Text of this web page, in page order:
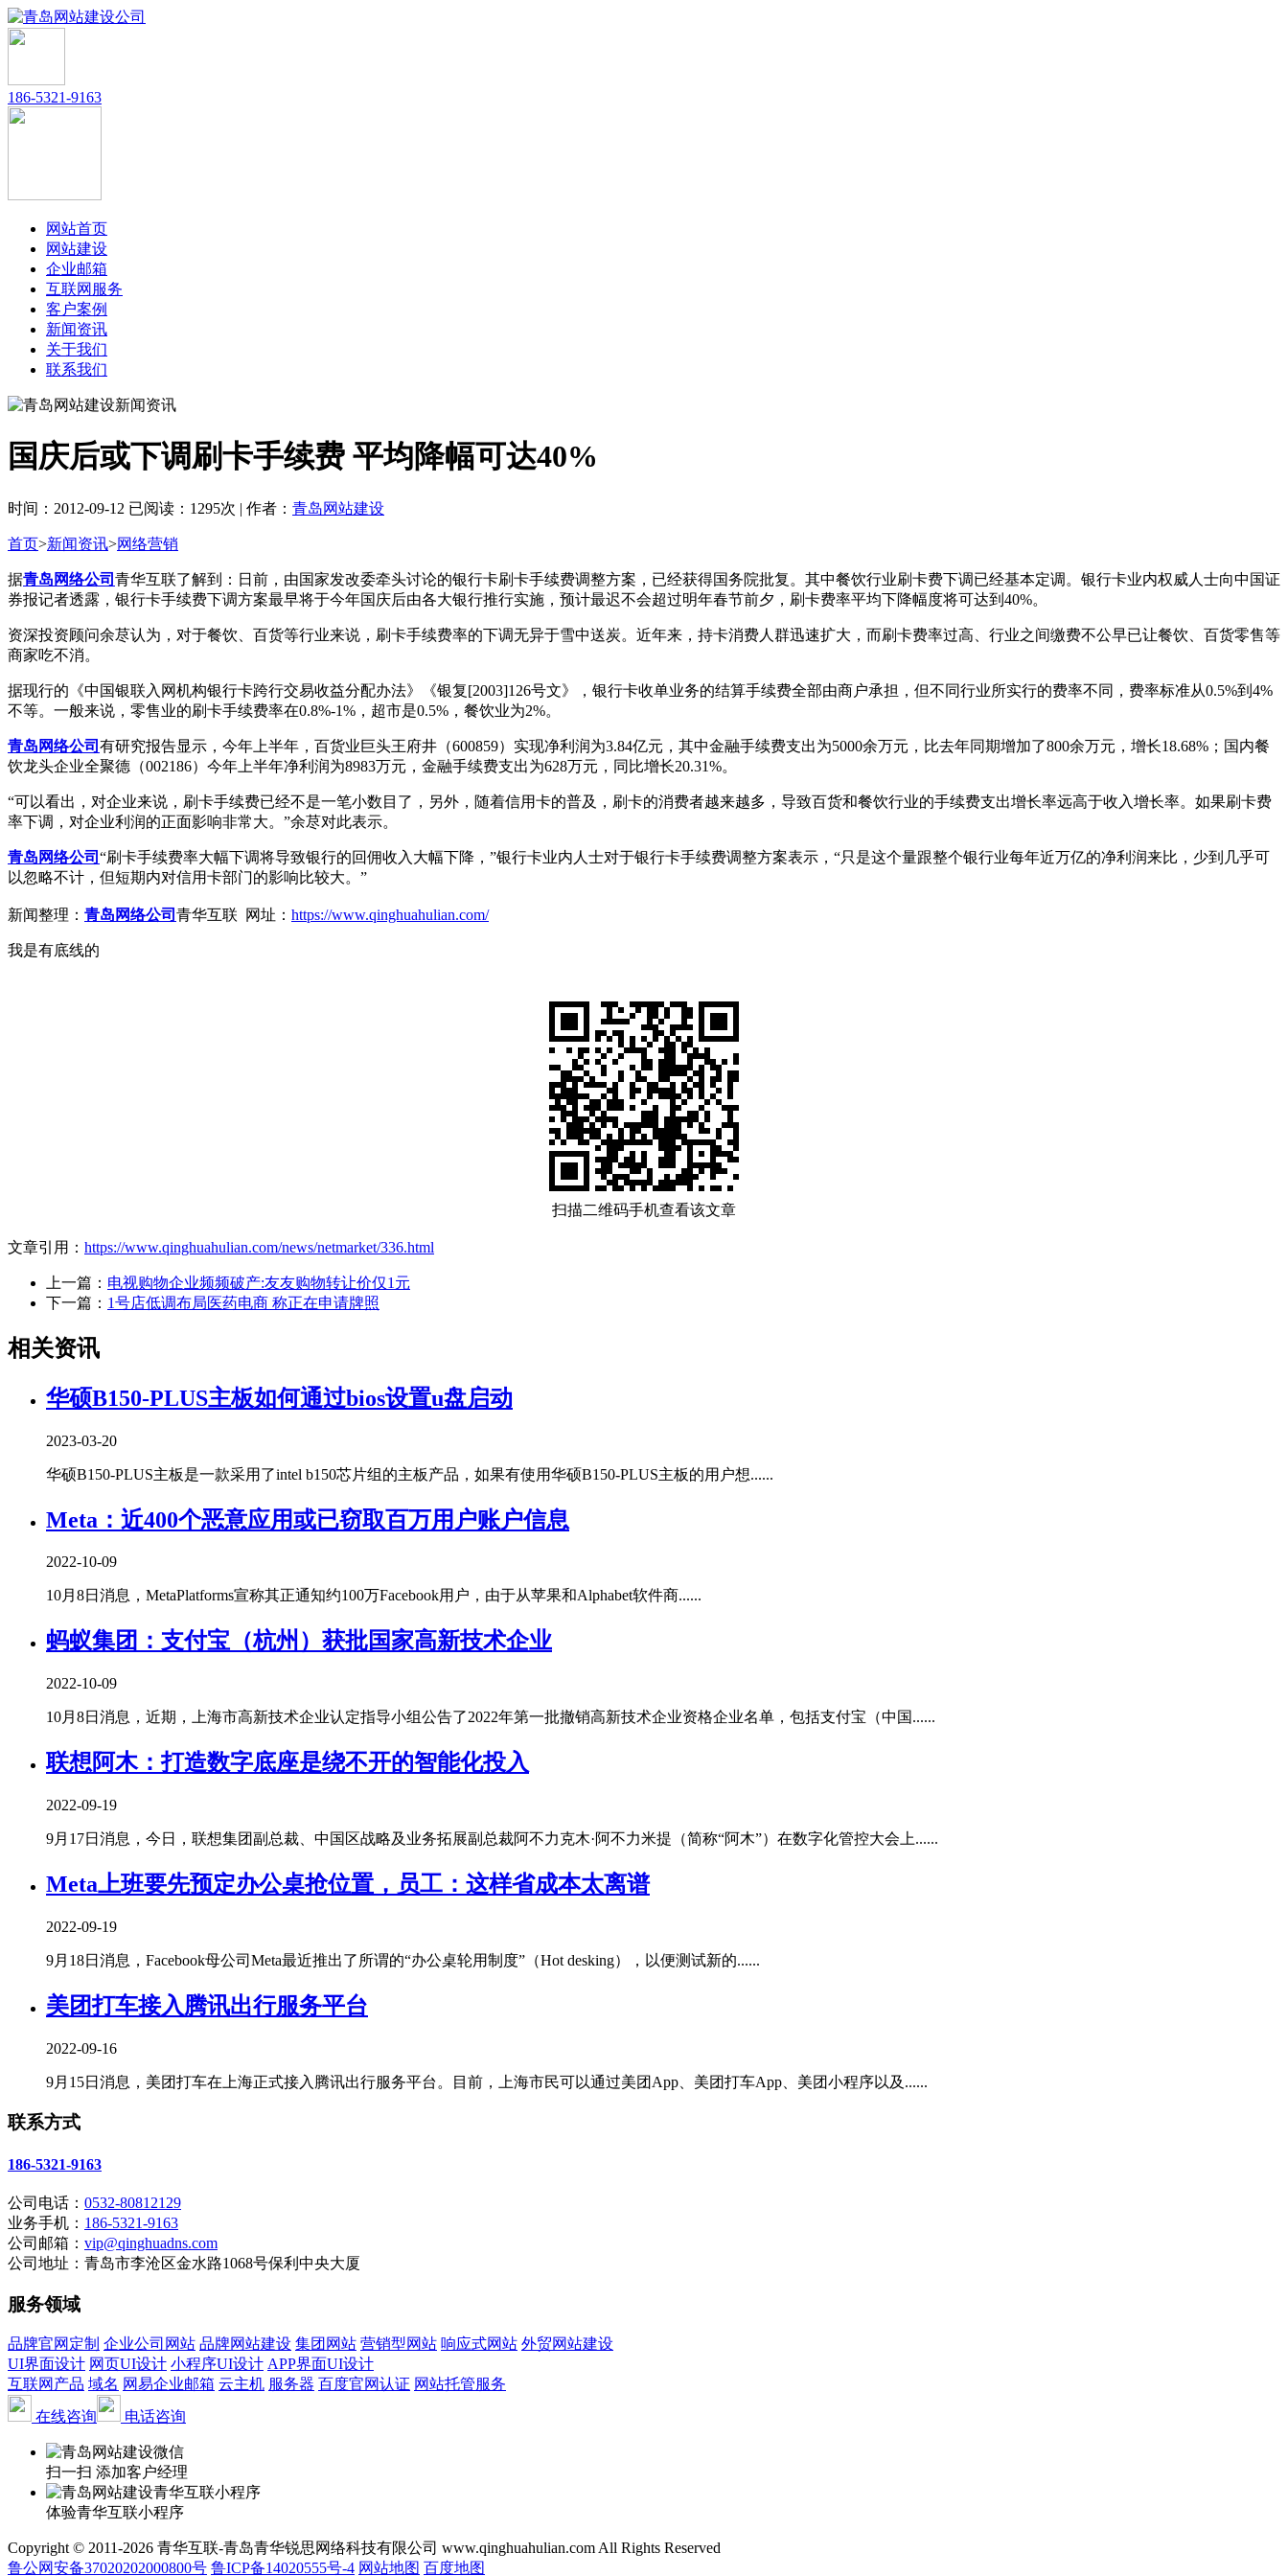
186-5321-9163
网站首页
网站建设
企业邮箱
互联网服务
客户案例
新闻资讯
关于我们
联系我们
国庆后或下调刷卡手续费 平均降幅可达40%
时间：2012-09-12 已阅读：1295次 | 作者： 青岛网站建设
首页>新闻资讯>网络营销
据青岛网络公司 青华互联了解到：日前，由国家发改委牵头讨论的银行卡刷卡手续费调整方案，已经获得国务院批复。其中餐饮行业刷卡费下调已经基本定调。银行卡业内权威人士向中国证
券报记者透露，银行卡手续费下调方案最早将于今年国庆后由各大银行推行实施，预计最迟不会超过明年春节前夕，刷卡费率平均下降幅度将可达到40%。
资深投资顾问余荩认为，对于餐饮、百货等行业来说，刷卡手续费率的下调无异于雪中送炭。近年来，持卡消费人群迅速扩大，而刷卡费率过高、行业之间缴费不公早已让餐饮、百货零售等
商家吃不消。
据现行的《中国银联入网机构银行卡跨行交易收益分配办法》《银复[2003]126号文》，银行卡收单业务的结算手续费全部由商户承担，但不同行业所实行的费率不同，费率标准从0.5%到4%
不等。一般来说，零售业的刷卡手续费率在0.8%-1%，超市是0.5%，餐饮业为2%。
青岛网络公司 有研究报告显示，今年上半年，百货业巨头王府井（600859）实现净利润为3.84亿元，其中金融手续费支出为5000余万元，比去年同期增加了800余万元，增长18.68%；国内餐
饮龙头企业全聚德（002186）今年上半年净利润为8983万元，金融手续费支出为628万元，同比增长20.31%。
“可以看出，对企业来说，刷卡手续费已经不是一笔小数目了，另外，随着信用卡的普及，刷卡的消费者越来越多，导致百货和餐饮行业的手续费支出增长率远高于收入增长率。如果刷卡费
率下调，对企业利润的正面影响非常大。”余荩对此表示。
青岛网络公司 “刷卡手续费率大幅下调将导致银行的回佣收入大幅下降，”银行卡业内人士对于银行卡手续费调整方案表示，“只是这个量跟整个银行业每年近万亿的净利润来比，少到几乎可
以忽略不计，但短期内对信用卡部门的影响比较大。”
新闻整理： 青岛网络公司 青华互联 网址： https://www.qinghuahulian.com/
我是有底线的
扫描二维码手机查看该文章
文章引用： https://www.qinghuahulian.com/news/netmarket/336.html
上一篇： 电视购物企业频频破产:友友购物转让价仅1元
下一篇： 1号店低调布局医药电商 称正在申请牌照
相关资讯
华硕B150-PLUS主板如何通过bios设置u盘启动
2023-03-20
华硕B150-PLUS主板是一款采用了intel b150芯片组的主板产品，如果有使用华硕B150-PLUS主板的用户想......
Meta：近400个恶意应用或已窃取百万用户账户信息
2022-10-09
10月8日消息，MetaPlatforms宣称其正通知约100万Facebook用户，由于从苹果和Alphabet软件商......
蚂蚁集团：支付宝（杭州）获批国家高新技术企业
2022-10-09
10月8日消息，近期，上海市高新技术企业认定指导小组公告了2022年第一批撤销高新技术企业资格企业名单，包括支付宝（中国......
联想阿木：打造数字底座是绕不开的智能化投入
2022-09-19
9月17日消息，今日，联想集团副总裁、中国区战略及业务拓展副总裁阿不力克木·阿不力米提（简称“阿木”）在数字化管控大会上......
Meta上班要先预定办公桌抢位置，员工：这样省成本太离谱
2022-09-19
9月18日消息，Facebook母公司Meta最近推出了所谓的“办公桌轮用制度”（Hot desking），以便测试新的......
美团打车接入腾讯出行服务平台
2022-09-16
9月15日消息，美团打车在上海正式接入腾讯出行服务平台。目前，上海市民可以通过美团App、美团打车App、美团小程序以及......
联系方式
186-5321-9163
公司电话： 0532-80812129
业务手机： 186-5321-9163
公司邮箱： vip@qinghuadns.com
公司地址：青岛市李沧区金水路1068号保利中央大厦
服务领域
品牌官网定制 企业公司网站 品牌网站建设 集团网站 营销型网站 响应式网站 外贸网站建设
UI界面设计 网页UI设计 小程序UI设计 APP界面UI设计
互联网产品 域名 网易企业邮箱 云主机 服务器 百度官网认证 网站托管服务
在线咨询
电话咨询
扫一扫 添加客户经理
体验青华互联小程序
Copyright © 2011-2026 青华互联-青岛青华锐思网络科技有限公司 www.qinghuahulian.com All Rights Reserved
鲁公网安备37020202000800号 鲁ICP备14020555号-4 网站地图 百度地图